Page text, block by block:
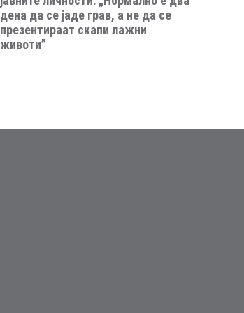
дена да се јаде грав, а не да се
презентираат скапи лажни
животи”